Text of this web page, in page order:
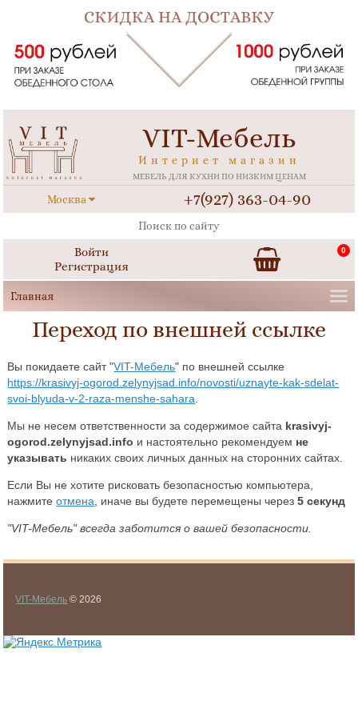
VIT-Мебель
Интернет магазин
МЕБЕЛЬ ДЛЯ КУХНИ ПО НИЗКИМ ЦЕНАМ
Москва +7(927) 363-04-90
Войти
Регистрация
0
Переход по внешней ссылке
Вы покидаете сайт "VIT-Мебель" по внешней ссылке
https://krasivyj-ogorod.zelynyjsad.info/novosti/uznayte-kak-sdelat-
svoi-blyuda-v-2-raza-menshe-sahara
Мы не несем ответственности за содержимое сайта krasivyj-
ogorod.zelynyjsad.info и настоятельно рекомендуем не
указывать никаких своих личных данных на сторонних сайтах.
Если Вы не хотите рисковать безопасностью компьютера,
нажмитеотмена , иначе вы будете перемещены через5 секунд
"VIT-Мебель" всегда заботится о вашей безопасности.
VIT-Мебель © 2026